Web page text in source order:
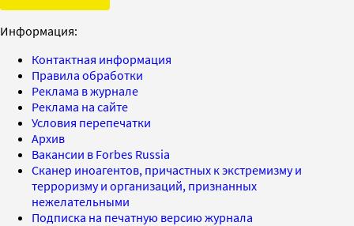
Информация:
Контактная информация
Правила обработки
Реклама в журнале
Реклама на сайте
Условия перепечатки
Архив
Вакансии в Forbes Russia
Сканер иноагентов, причастных к экстремизму и
терроризму и организаций, признанных
нежелательными
Подписка на печатную версию журнала